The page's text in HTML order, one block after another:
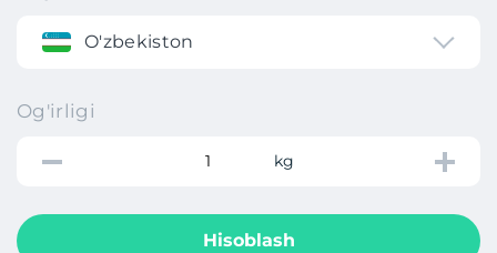
O'zbekiston
Og'irligi
kg
Hisoblash